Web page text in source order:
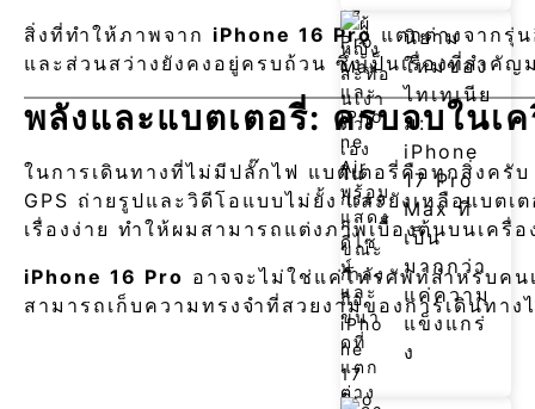
สิ่งที่ทำให้ภาพจาก iPhone 16 Pro แตกต่างจากรุ่
และส่วนสว่างยังคงอยู่ครบถ้วน ซึ่งเป็นเรื่องที่สำคั
พลังและแบตเตอรี่: ครบจบในเค
ในการเดินทางที่ไม่มีปลั๊กไฟ แบตเตอรี่คือทุกสิ่งครั
GPS ถ่ายรูปและวิดีโอแบบไม่ยั้ง และยังเหลือแบต
เรื่องง่าย ทำให้ผมสามารถแต่งภาพเบื้องต้นบนเครื่
iPhone 16 Pro อาจจะไม่ใช่แค่โทรศัพท์สำหรับค
สามารถเก็บความทรงจำที่สวยงามของการเดินท
นิยาม
ใหม่ของ
ไทเทเนีย
ม:
iPhone
17 Pro
Max ที่
เป็น
มากกว่า
แค่ความ
แข็งแกร่
ง